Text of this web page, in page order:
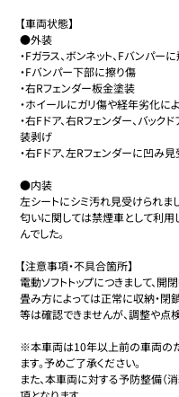
【車両状態】
●外装
・Fガラス、ボンネット、Fバンパー
・Fバンパー下部に擦り傷
・右Rフェンダー板金塗装
・ホイールにガリ傷や経年劣化に
・右Fドア、右Rフェンダー、バッ
装剥げ
・右Fドア、左Rフェンダーに凹み見
●内装
左シートにシミ汚れ見受けられまし
匂いに関しては禁煙車として利
んでした。
【注意事項・不具合箇所】
電動ソフトトップにつきまして、開
畳み方によっては正常に収納・閉
等は確認できませんが、調整や点
※本車両は10年以上前の車両のた
ます。予めご了承ください。
また、本車両に対する予防整備（